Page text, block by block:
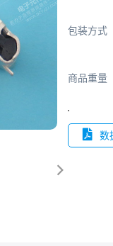

包装方式
商品重量
数